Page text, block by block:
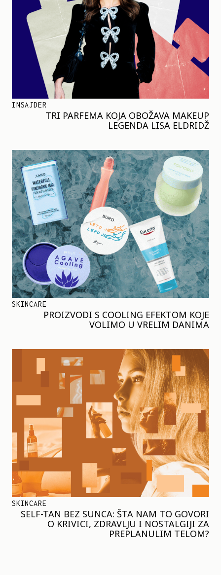
INSAJDER
TRI PARFEMA KOJA OBOŽAVA MAKEUP
LEGENDA LISA ELDRIDŽ
SKINCARE
PROIZVODI S COOLING EFEKTOM KOJE
VOLIMO U VRELIM DANIMA
SKINCARE
SELF-TAN BEZ SUNCA: ŠTA NAM TO GOVORI
O KRIVICI, ZDRAVLJU I NOSTALGIJI ZA
PREPLANULIM TELOM?